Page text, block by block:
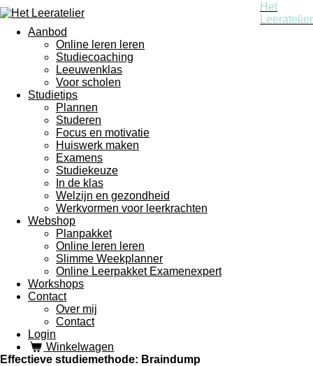
Het
Leeratelier
Aanbod
Online leren leren
Studiecoaching
Leeuwenklas
Voor scholen
Studietips
Plannen
Studeren
Focus en motivatie
Huiswerk maken
Examens
Studiekeuze
In de klas
Welzijn en gezondheid
Werkvormen voor leerkrachten
Webshop
Planpakket
Online leren leren
Slimme Weekplanner
Online Leerpakket Examenexpert
Workshops
Contact
Over mij
Contact
Login
Winkelwagen
Effectieve studiemethode: Braindump